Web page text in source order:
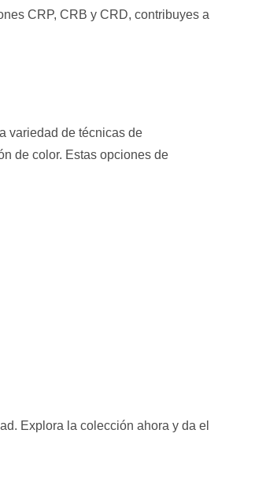
CRP, CRB y CRD, contribuyes a
variedad de técnicas de
de color. Estas opciones de
Explora la colección ahora y da el